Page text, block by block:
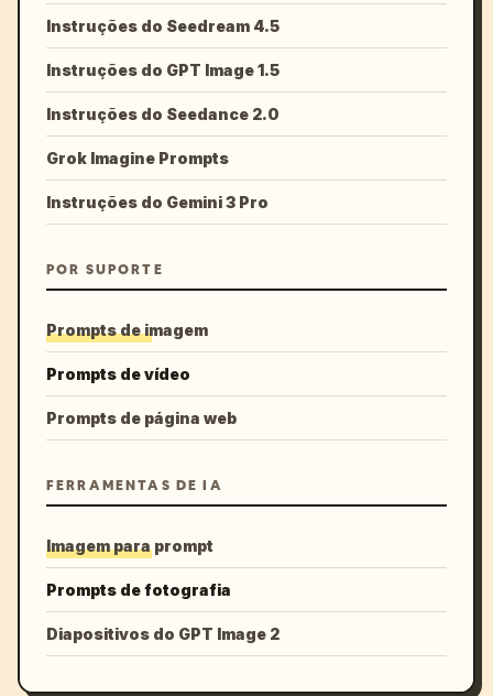
Instruções do Seedream 4.5
Instruções do GPT Image 1.5
Instruções do Seedance 2.0
Grok Imagine Prompts
Instruções do Gemini 3 Pro
POR SUPORTE
Prompts de imagem
Prompts de vídeo
Prompts de página web
FERRAMENTAS DE IA
Imagem para prompt
Prompts de fotografia
Diapositivos do GPT Image 2